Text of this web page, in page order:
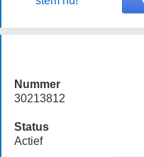
Nummer
30213812
Status
Actief